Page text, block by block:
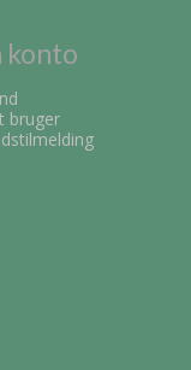
konto
bruger